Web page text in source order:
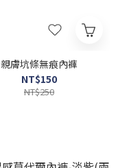
親膚坑條無痕內褲
NT$150
NT$250